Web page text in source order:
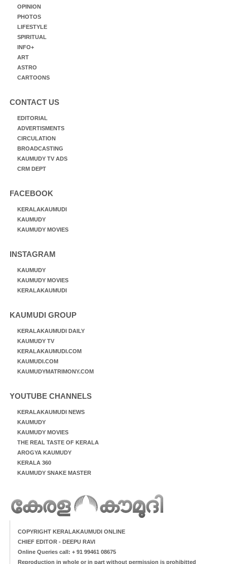
OPINION
PHOTOS
LIFESTYLE
SPIRITUAL
INFO+
ART
ASTRO
CARTOONS
CONTACT US
EDITORIAL
ADVERTISMENTS
CIRCULATION
BROADCASTING
KAUMUDY TV ADS
CRM DEPT
FACEBOOK
KERALAKAUMUDI
KAUMUDY
KAUMUDY MOVIES
INSTAGRAM
KAUMUDY
KAUMUDY MOVIES
KERALAKAUMUDI
KAUMUDI GROUP
KERALAKAUMUDI DAILY
KAUMUDY TV
KERALAKAUMUDI.COM
KAUMUDI.COM
KAUMUDYMATRIMONY.COM
YOUTUBE CHANNELS
KERALAKAUMUDI NEWS
KAUMUDY
KAUMUDY MOVIES
THE REAL TASTE OF KERALA
AROGYA KAUMUDY
KERALA 360
KAUMUDY SNAKE MASTER
COPYRIGHT KERALAKAUMUDI ONLINE
CHIEF EDITOR - DEEPU RAVI
Online Queries call: + 91 99461 08675
Reproduction in whole or in part without permission is prohibitted